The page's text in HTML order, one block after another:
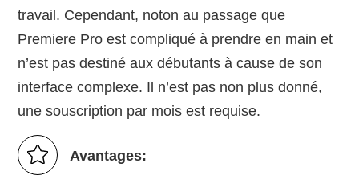
travail. Cependant, noton au passage que
Premiere Pro est compliqué à prendre en main et
n’est pas destiné aux débutants à cause de son
interface complexe. Il n’est pas non plus donné,
une souscription par mois est requise.
Avantages: